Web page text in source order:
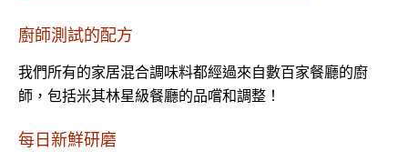
廚師測試的配方
我們所有的家居混合調味料都經過來自數百家餐廳的廚
師，包括米其林星級餐廳的品嚐和調整！
每日新鮮研磨